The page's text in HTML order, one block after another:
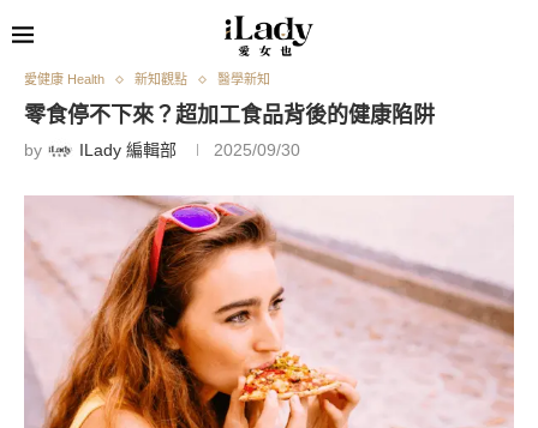
愛健康 Health 新知觀點 醫學新知
零食停不下來？超加工食品背後的健康陷阱
by ILady 編輯部 2025/09/30